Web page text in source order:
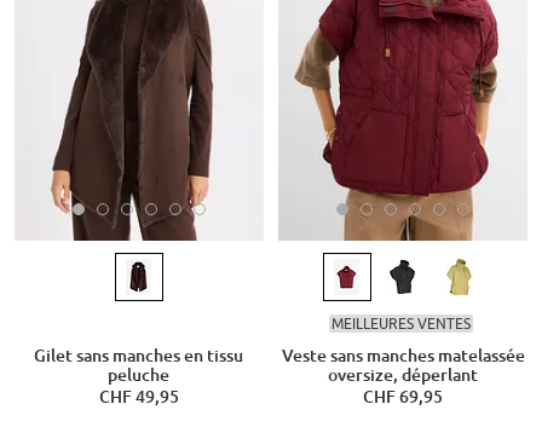
Gilet sans manches en tissu
peluche
CHF 49,95
MEILLEURES VENTES
Veste sans manches matelassée
oversize, déperlant
CHF 69,95